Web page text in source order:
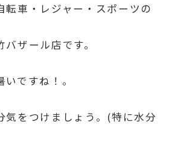
転車・レジャー・スポーツの
ザール店です。
ですね！。
気をつけましょう。(特に水分